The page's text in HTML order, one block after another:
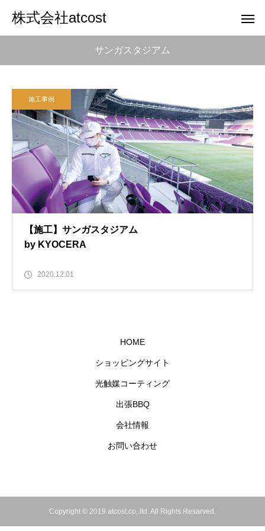
株式会社atcost
サンガスタジアム
施工事例
【施工】サンガスタジアム
by KYOCERA
2020.12.01
HOME
ショッピングサイト
光触媒コーティング
出張BBQ
会社情報
お問い合わせ
Copyright © 2019 atcost.co,.ltd. All Rights Resarved.